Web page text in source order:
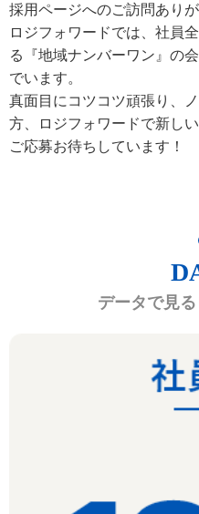
採用ページへのご訪問あり
ロジフォワードでは、社員
る『地域ナンバーワン』の
でいます。
真面目にコツコツ頑張り、
方、ロジフォワードで新し
ご応募お待ちしています！
データで見